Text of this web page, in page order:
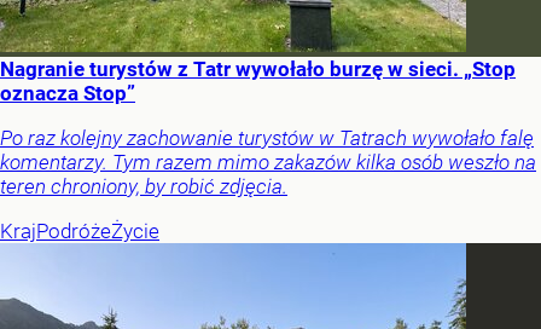
Nagranie turystów z Tatr wywołało burzę w sieci. „Stop
oznacza Stop”
Po raz kolejny zachowanie turystów w Tatrach wywołało falę
komentarzy. Tym razem mimo zakazów kilka osób weszło na
teren chroniony, by robić zdjęcia.
KrajPodróżeŻycie